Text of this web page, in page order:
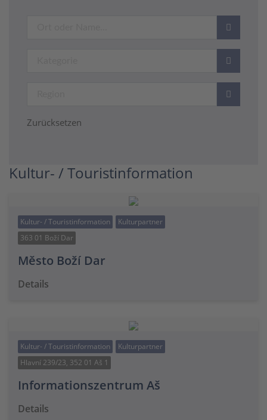
Zurücksetzen
Kultur- / Touristinformation
Kultur- / Touristinformation
Kulturpartner
363 01 Boží Dar
Město Boží Dar
Details
Kultur- / Touristinformation
Kulturpartner
Hlavní 239/23, 352 01 Aš 1
Informationszentrum Aš
Details